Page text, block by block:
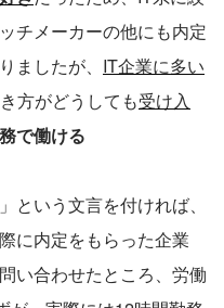
チメーカーの他にも内定
ましたが、 IT企業に多い
方がどうしても受け入
で働ける
という文言を付ければ、
に内定をもらった企業
い合わせたところ、労働